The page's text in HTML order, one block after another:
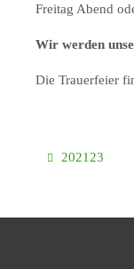
Freitag Abend
Wir werden
Die Trauerfeier
202123